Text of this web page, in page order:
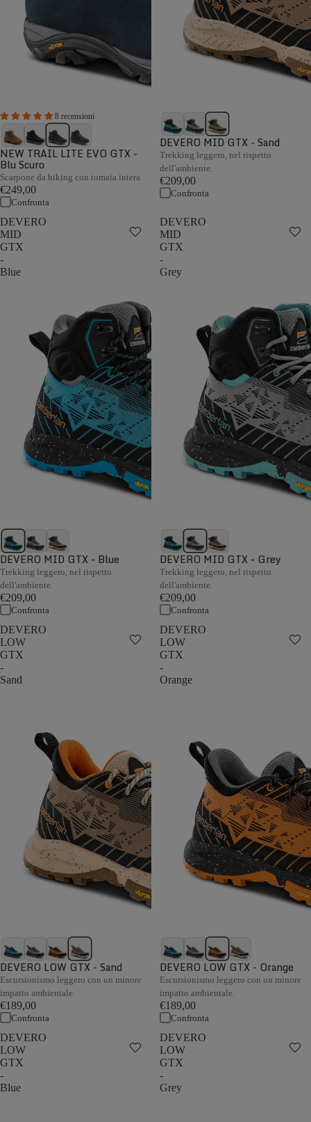
8 recensioni
NEW TRAIL LITE EVO GTX -
Blu Scuro
Scarpone da hiking con tomaia intera
€249,00
Confronta
DEVERO MID GTX - Sand
Trekking leggero, nel rispetto
dell'ambiente.
€209,00
Confronta
DEVERO
MID
GTX
-
Blue
DEVERO MID GTX - Blue
Trekking leggero, nel rispetto
dell'ambiente.
€209,00
Confronta
DEVERO
MID
GTX
-
Grey
DEVERO MID GTX - Grey
Trekking leggero, nel rispetto
dell'ambiente.
€209,00
Confronta
DEVERO
LOW
GTX
-
Sand
DEVERO LOW GTX - Sand
Escursionismo leggero con un minore
impatto ambientale.
€189,00
Confronta
DEVERO
LOW
GTX
-
Orange
DEVERO LOW GTX - Orange
Escursionismo leggero con un minore
impatto ambientale.
€189,00
Confronta
DEVERO
LOW
GTX
-
Blue
DEVERO
LOW
GTX
-
Grey